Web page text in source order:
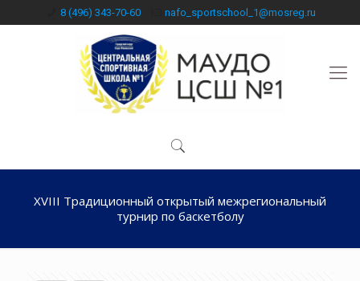
8 (496) 343-70-60 nafo_sportschool_1@mosreg.ru
XVIII Традиционный открытый межрегиональный
турнир по баскетболу